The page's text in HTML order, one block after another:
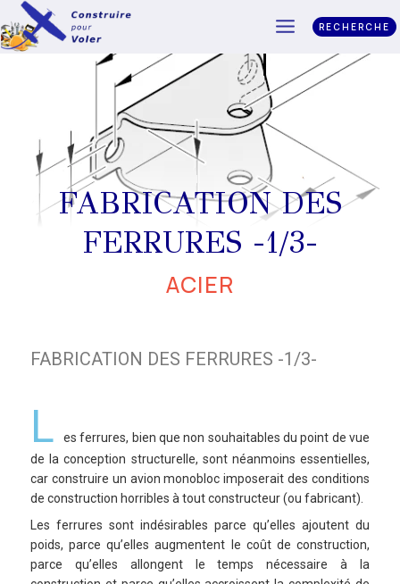
RECHERCHE
FABRICATION DES
FERRURES -1/3-
ACIER
FABRICATION DES FERRURES -1/3-
L
es ferrures, bien que non souhaitables du point de vue
de la conception structurelle, sont néanmoins essentielles,
car construire un avion monobloc imposerait des conditions
de construction horribles à tout constructeur (ou fabricant).
Les ferrures sont indésirables parce qu’elles ajoutent du
poids, parce qu’elles augmentent le coût de construction,
parce qu’elles allongent le temps nécessaire à la